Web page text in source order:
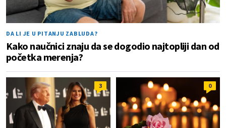
DA LI JE U PITANJU ZABLUDA?
Kako naučnici znaju da se dogodio najtopliji dan od
početka merenja?
3 0